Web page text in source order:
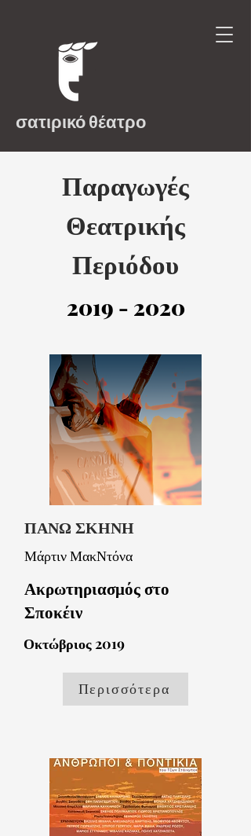
σατιρικό θέατρο
Παραγωγές
Θεατρικής
Περιόδου
2019 - 2020
ΠΑΝΩ ΣΚΗΝΗ
Μάρτιν ΜακΝτόνα
Ακρωτηριασμός στο
Σποκέιν
Οκτώβριος 2019
Περισσότερα